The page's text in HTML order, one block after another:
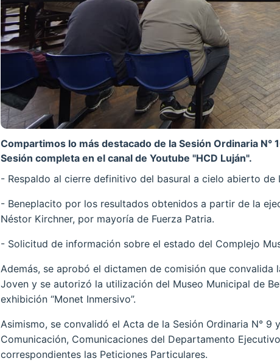
Compartimos lo más destacado de la Sesión Ordinaria
Sesión completa en el canal de Youtube "HCD Luján".
- Respaldo al cierre definitivo del basural a cielo abierto de
- Beneplacito por los resultados obtenidos a partir de la
Néstor Kirchner, por mayoría de Fuerza Patria.
- Solicitud de información sobre el estado del Complejo
Además, se aprobó el dictamen de comisión que
Joven y se autorizó la utilización del Museo Municipal de
exhibición “Monet Inmersivo”.
Asimismo, se convalidó el Acta de la Sesión Ordinaria N°
Comunicación, Comunicaciones del Departamento
correspondientes las Peticiones Particulares.